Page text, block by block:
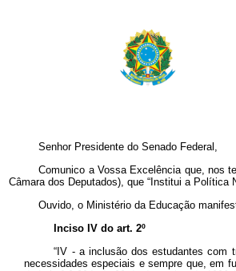
Senhor Presidente do Senado Federal,
Comunico a Vossa Excelência que, nos
Câmara dos Deputados), que “Institui a
Ouvido, o Ministério da Educação
Inciso IV do art. 2º
“IV - a inclusão dos estudantes com
necessidades especiais e sempre que, em